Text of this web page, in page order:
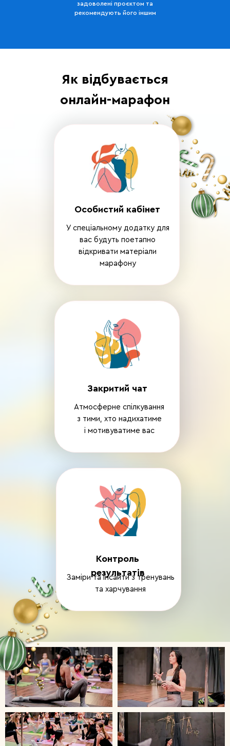
задоволені проєктом та
рекомендують його іншим
Особистий кабінет
У спеціальному додатку для
вас будуть поетапно
відкривати матеріали
марафону
Закритий чат
Контроль
результатів
Атмосферне спілкування
з тими, хто надихатиме
і мотивуватиме вас
Заміри та інсайти з тренувань
та харчування
Як відбувається
онлайн-марафон